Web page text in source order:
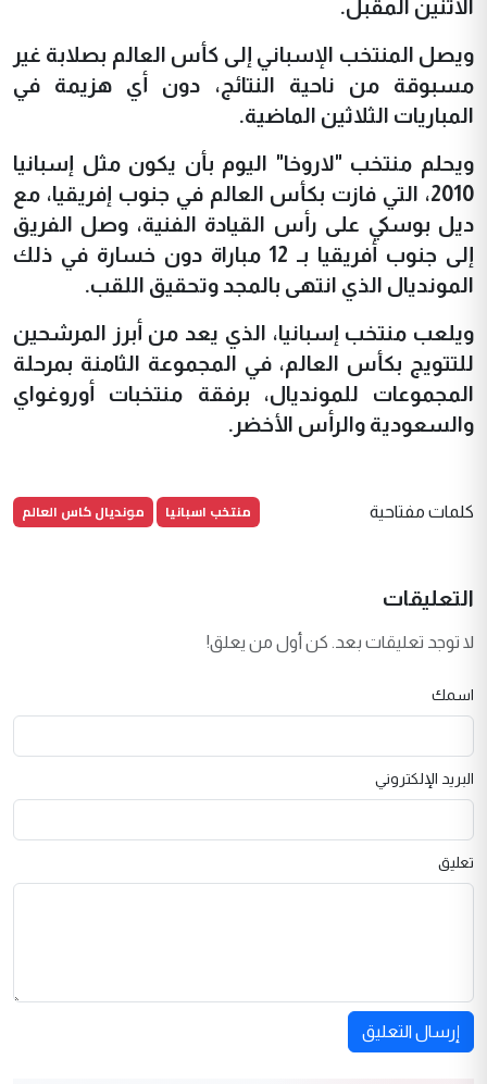
الاثنين المقبل.
ويصل المنتخب الإسباني إلى كأس العالم بصلابة غير
مسبوقة من ناحية النتائج، دون أي هزيمة في
المباريات الثلاثين الماضية.
ويحلم منتخب "لاروخا" اليوم بأن يكون مثل إسبانيا
2010، التي فازت بكأس العالم في جنوب إفريقيا، مع
ديل بوسكي على رأس القيادة الفنية، وصل الفريق
إلى جنوب أفريقيا بـ 12 مباراة دون خسارة في ذلك
المونديال الذي انتهى بالمجد وتحقيق اللقب.
ويلعب منتخب إسبانيا، الذي يعد من أبرز المرشحين
للتتويج بكأس العالم، في المجموعة الثامنة بمرحلة
المجموعات للمونديال، برفقة منتخبات أوروغواي
والسعودية والرأس الأخضر.
كلمات مفتاحية منتخب اسبانيا مونديال كاس العالم
التعليقات
لا توجد تعليقات بعد. كن أول من يعلق!
اسمك
البريد الإلكتروني
تعليق
إرسال التعليق